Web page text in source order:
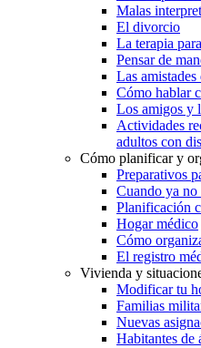
Malas
El divorcio
La terapia
Pensar de
Las amistades
Cómo hablar
Los amigos y
Actividades
adultos con
Cómo planificar y
Preparativos
Cuando ya no
Planificación
Hogar médico
Cómo
El registro
Vivienda y
Modificar tu
Familias
Nuevas
Habitantes de